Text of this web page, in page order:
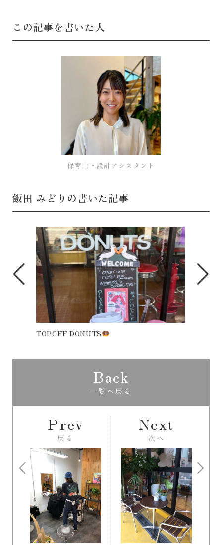
この記事を書いた人
保育士・設計アシスタント
飯田 みどりの書いた記事
TOPOFF DONUTS
Prev
戻る
Back
一覧へ戻る
Next
次へ